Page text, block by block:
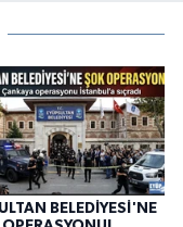
BELEDİYESİ'NE